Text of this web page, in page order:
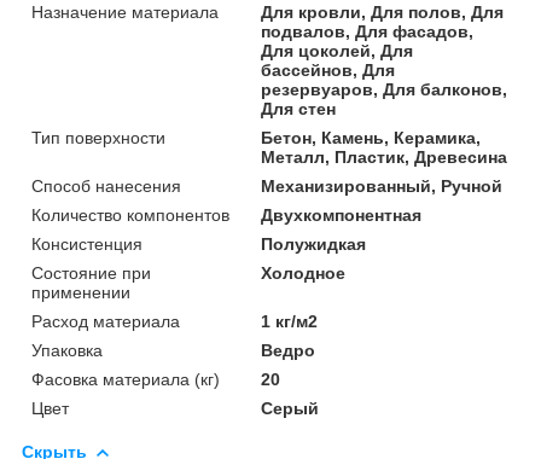
Назначение материала
Для кровли, Для полов, Для
подвалов, Для фасадов,
Для цоколей, Для
бассейнов, Для
резервуаров, Для балконов,
Для стен
Тип поверхности
Бетон, Камень, Керамика,
Металл, Пластик, Древесина
Способ нанесения
Механизированный, Ручной
Количество компонентов
Двухкомпонентная
Консистенция
Полужидкая
Состояние при
применении
Холодное
Расход материала
1 кг/м2
Упаковка
Ведро
Фасовка материала (кг)
20
Цвет
Серый
Скрыть